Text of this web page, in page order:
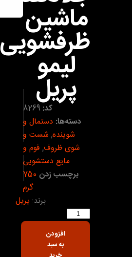
ماشین
ظرفشویی
لیمو
پریل
کد: 8269
دسته‌ها: دستمال و
شوینده, شست و
شوی ظروف, فوم و
مایع دستشویی
برچسب زدن 750
گرم
برند: پریل
افزودن
به سبد